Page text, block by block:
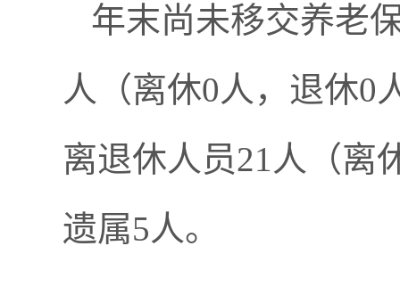
年末尚未移交养老
人（离休0人，退休0
离退休人员21人 （离
遗属5人。